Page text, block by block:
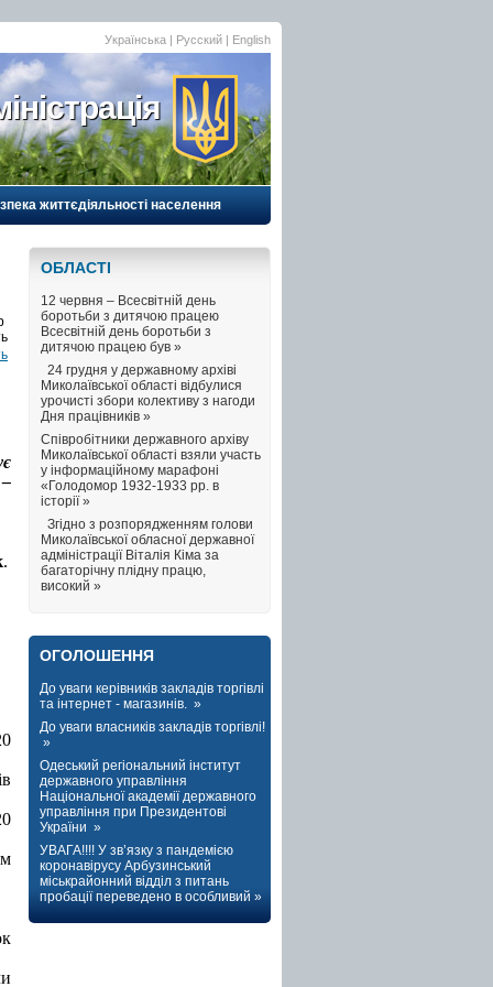
Українська | Русский | English
життєдіяльності населення
.
ОБЛАСТI
12 червня – Всесвітній день
боротьби з дитячою працею
Всесвітній день боротьби з
дитячою працею був »
24 грудня у державному архіві
Миколаївської області відбулися
урочисті збори колективу з нагоди
Дня працівників »
Співробітники державного архіву
Миколаївської області взяли участь
у інформаційному марафоні
«Голодомор 1932-1933 рр. в
історії »
Згідно з розпорядженням голови
Миколаївської обласної державної
адміністрації Віталія Кіма за
багаторічну плідну працю,
високий »
ОГОЛОШЕННЯ
До уваги керівників закладів торгівлі
та інтернет - магазинів. »
До уваги власників закладів торгівлі!
»
Одеський регіональний інститут
державного управління
Національної академії державного
управління при Президентові
України »
УВАГА!!!! У зв’язку з пандемією
коронавірусу Арбузинський
міськрайонний відділ з питань
пробації переведено в особливий »